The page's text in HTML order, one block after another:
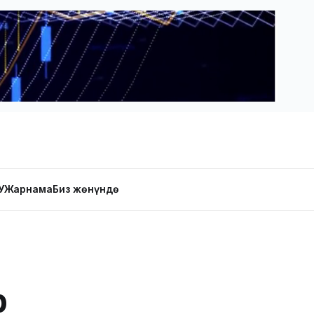
ЖарнамаБиз жөнүндө